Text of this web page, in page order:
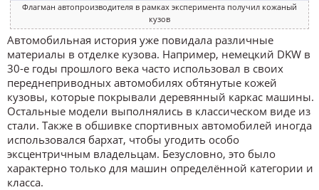
Флагман автопроизводителя в рамках эксперимента получил кожаный
кузов
Автомобильная история уже повидала различные
материалы в отделке кузова. Например, немецкий DKW в
30-е годы прошлого века часто использовал в своих
переднеприводных автомобилях обтянутые кожей
кузовы, которые покрывали деревянный каркас машины.
Остальные модели выполнялись в классическом виде из
стали. Также в обшивке спортивных автомобилей иногда
использовался бархат, чтобы угодить особо
эксцентричным владельцам. Безусловно, это было
характерно только для машин определённой категории и
класса.